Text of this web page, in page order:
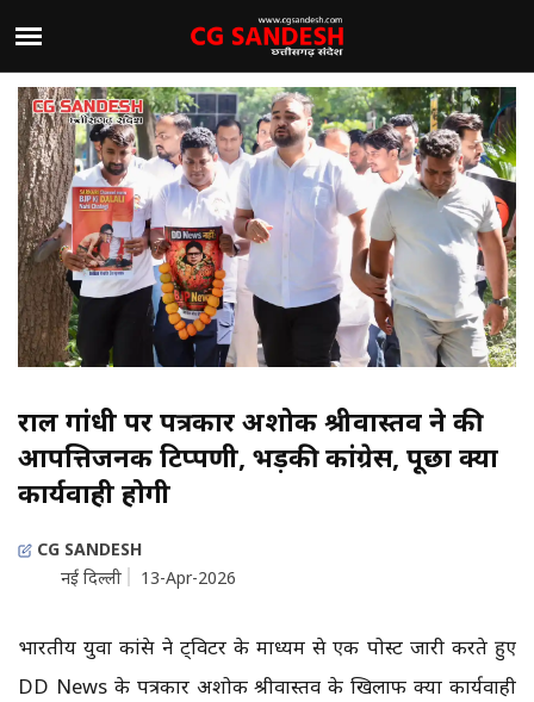
राहुल गांधी पर पत्रकार अशोक श्रीवास्तव ने की
आपत्तिजनक टिप्पणी, भड़की कांग्रेस, पूछा क्या
कार्यवाही होगी
CG SANDESH
नई दिल्ली
13-Apr-2026
भारतीय युवा कांग्रेस ने ट्विटर के माध्यम से एक पोस्ट जारी करते हुए
DD News के पत्रकार अशोक श्रीवास्तव के खिलाफ क्या कार्यवाही